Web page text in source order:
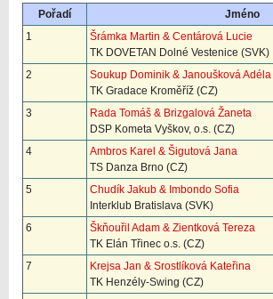
Pořadí
Jméno
1
Šrámka Martin & Centárová Lucie
TK DOVETAN Dolné Vestenice (SVK)
2
Soukup Dominik & Janoušková Adéla
TK Gradace Kroměříž (CZ)
3
Rada Tomáš & Brizgalová Žaneta
DSP Kometa Vyškov, o.s. (CZ)
4
Ambros Karel & Šigutová Jana
TS Danza Brno (CZ)
5
Chudík Jakub & Imbondo Sofia
Interklub Bratislava (SVK)
6
Škňouřil Adam & Zientková Tereza
TK Elán Třinec o.s. (CZ)
7
Krejsa Jan & Srostlíková Kateřina
TK Henzély-Swing (CZ)